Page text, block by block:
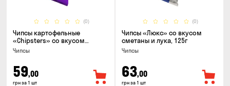
(0)
Чипсы картофельные
«Chipsters» со вкусом
острый удон, 100г
Чипсы
59,00
грн за 1 шт
(0)
Чипсы «Люкс» со вкусом
сметаны и лука, 125г
Чипсы
63,00
грн за 1 шт